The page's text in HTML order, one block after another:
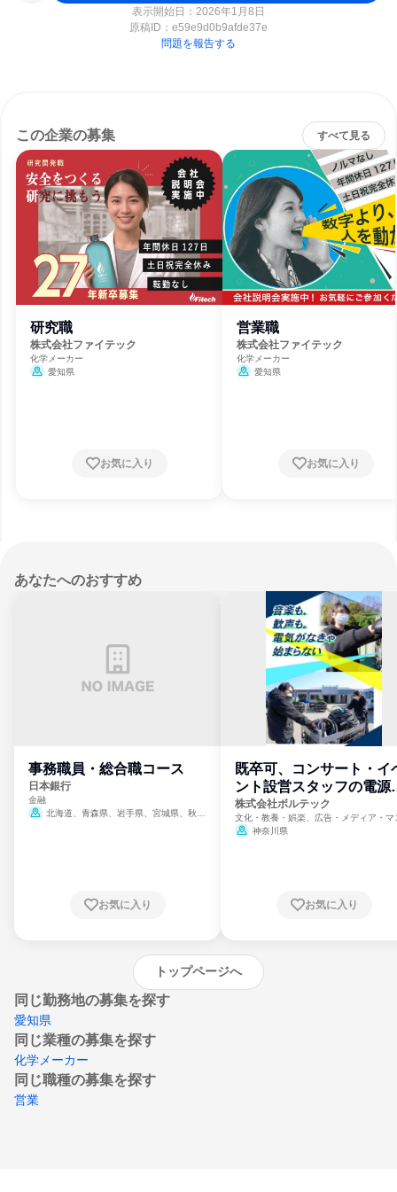
表示開始日：2026年1月8日
原稿ID： e59e9d0b9afde37e
問題を報告する
この企業の募集 すべて見る
研究職
株式会社ファイテック
化学メーカー
愛知県
お気に入り
営業職
株式会社ファイテック
化学メーカー
愛知県
お気に入り
あなたへのおすすめ
事務職員・総合職コース
日本銀行
金融
北海道、青森県、岩手県、宮城県、秋田
崎県、熊本県、大分県、宮崎県、鹿児島県、
お気に入り
既卒可、コンサート・イ
ント設営スタッフの電源
門
株式会社ボルテック
文化・教養・娯楽、広告・メディア・マ
ミ、電力・ガス・水道・エネルギー
神奈川県
お気に入り
トップページへ
同じ勤務地の募集を探す
愛知県
同じ業種の募集を探す
化学メーカー
同じ職種の募集を探す
営業